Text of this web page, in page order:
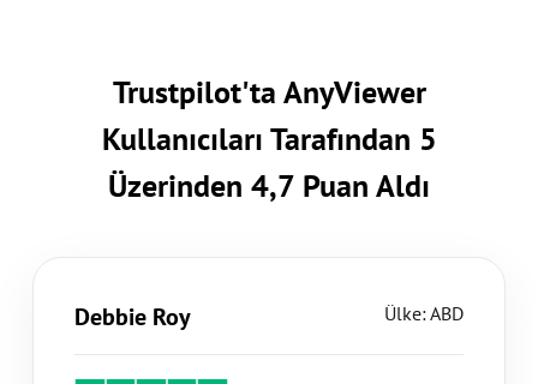
Trustpilot'ta AnyViewer
Kullanıcıları Tarafından 5
Üzerinden 4,7 Puan Aldı
Debbie Roy Ülke: ABD